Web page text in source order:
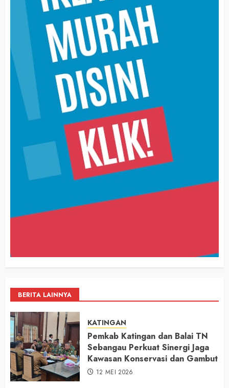
BERITA LAINNYA
KATINGAN
Pemkab Katingan dan Balai TN
Sebangau Perkuat Sinergi Jaga
Kawasan Konservasi dan Gambut
12 MEI 2026